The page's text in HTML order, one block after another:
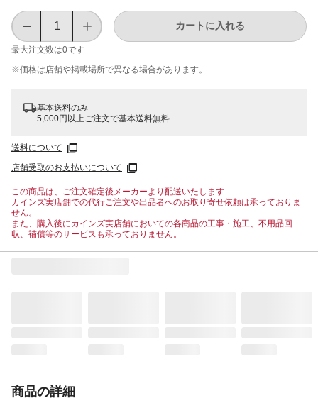
最大注文数は0です
カートに入れる
※価格は​店舗や​掲載場所で​異なる​場合が​あります。
基本送料のみ
5,000円以上ご注文で基本送料無料
送料について
店舗受取のお支払いについて
この商品は、ご注文確定後メーカーより配送いたします
カインズ実店舗での代行ご注文や出品者へのお取り寄せ依頼は承っておりま
せん。
また、購入後にカインズ実店舗においての各商品の工事・施工、不用品回
収、補償等のサービスも承っておりません。
商品の詳細